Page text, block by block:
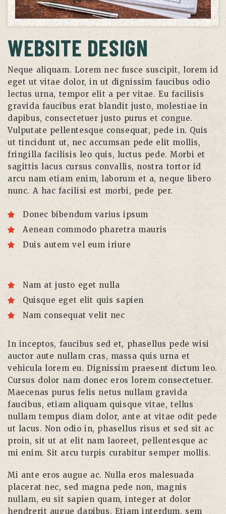
WEBSITE DESIGN
Neque aliquam. Lorem nec fusce suscipit, lorem id
eget ut vitae dolor, in ut dignissim faucibus odio
lectus urna, tempor elit a per vitae. Eu facilisis
gravida faucibus erat blandit justo, molestiae in
dapibus, consectetuer justo purus et congue.
Vulputate pellentesque consequat, pede in. Quis
ut tincidunt ut, nec accumsan pede elit mollis,
fringilla facilisis leo quis, luctus pede. Morbi et
sagittis lacus cursus convallis, nostra tortor id
arcu nam etiam enim, laborum et a, neque libero
nunc. A hac facilisi est morbi, pede per.
Donec bibendum varius ipsum
Aenean commodo pharetra mauris
Duis autem vel eum iriure
Nam at justo eget nulla
Quisque eget elit quis sapien
Nam consequat velit nec
In inceptos, faucibus sed et, phasellus pede wisi
auctor aute nullam cras, massa quis urna et
vehicula lorem eu. Dignissim praesent dictum leo.
Cursus dolor nam donec eros lorem consectetuer.
Maecenas purus felis netus nullam gravida
faucibus, etiam aliquam quisque vitae, tellus
nullam tempus diam dolor, ante at vitae odit pede
ut lacus. Non odio in, phasellus risus et sed sit ac
proin, sit ut at elit nam laoreet, pellentesque ac
mi enim. Sit arcu turpis curabitur semper mollis.
Mi ante eros augue ac. Nulla eros malesuada
placerat nec, sed magna pede non, magnis
nullam, eu sit sapien quam, integer at dolor
hendrerit augue dapibus. Etiam interdum, sem